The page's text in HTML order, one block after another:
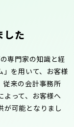
した
専門家の知識と経
」を用いて、お客様
従来の会計事務所
よって、お客様へ
が可能となりまし